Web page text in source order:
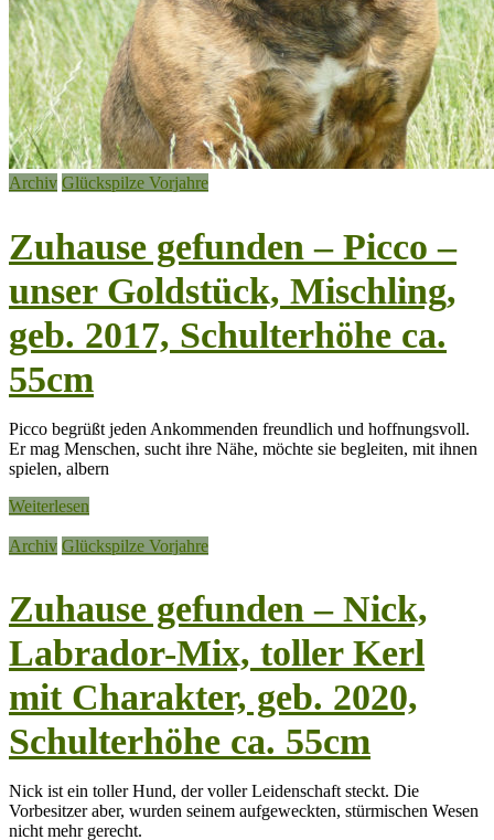
Archiv Glückspilze Vorjahre
Zuhause gefunden – Picco –
unser Goldstück, Mischling,
geb. 2017, Schulterhöhe ca.
55cm
Picco begrüßt jeden Ankommenden freundlich und hoffnungsvoll.
Er mag Menschen, sucht ihre Nähe, möchte sie begleiten, mit ihnen
spielen, albern
Weiterlesen
Archiv Glückspilze Vorjahre
Zuhause gefunden – Nick,
Labrador-Mix, toller Kerl
mit Charakter, geb. 2020,
Schulterhöhe ca. 55cm
Nick ist ein toller Hund, der voller Leidenschaft steckt. Die
Vorbesitzer aber, wurden seinem aufgeweckten, stürmischen Wesen
nicht mehr gerecht.